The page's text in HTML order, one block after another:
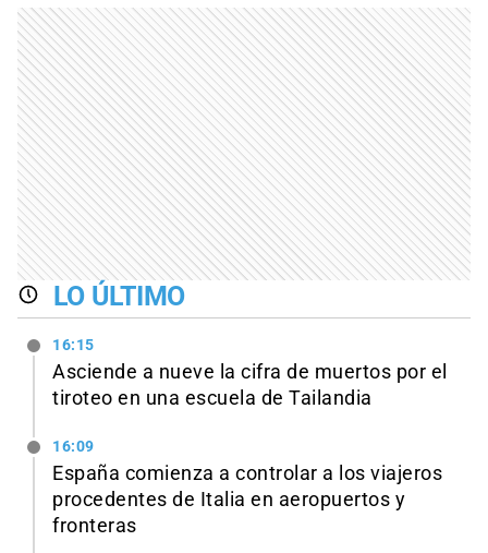
LO ÚLTIMO
16:15
Asciende a nueve la cifra de muertos por el
tiroteo en una escuela de Tailandia
16:09
España comienza a controlar a los viajeros
procedentes de Italia en aeropuertos y
fronteras